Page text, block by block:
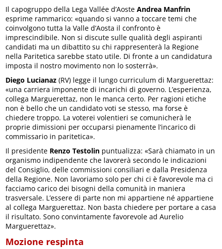
Il capogruppo della Lega Vallée d’Aoste Andrea Manfrin
esprime rammarico: «quando si vanno a toccare temi che
coinvolgono tutta la Valle d’Aosta il confronto è
imprescindibile. Non si discute sulle qualità degli aspiranti
candidati ma un dibattito su chi rappresenterà la Regione
nella Paritetica sarebbe stato utile. Di fronte a un candidatura
imposta il nostro movimento non lo sosterrà».
Diego Lucianaz (RV) legge il lungo curriculum di Marguerettaz:
«una carriera imponente di incarichi di governo. L’esperienza,
collega Marguerettaz, non le manca certo. Per ragioni etiche
non è bello che un candidato voti se stesso, ma forse è
chiedere troppo. La voterei volentieri se comunicherà le
proprie dimissioni per occuparsi pienamente l’incarico di
commissario in paritetica».
Il presidente Renzo Testolin puntualizza: «Sarà chiamato in un
organismo indipendente che lavorerà secondo le indicazioni
del Consiglio, delle commissioni consiliari e dalla Presidenza
della Regione. Non lavoriamo solo per chi ci è favorevole ma ci
facciamo carico dei bisogni della comunità in maniera
trasversale. L’essere di parte non mi appartiene né appartiene
al collega Marguerettaz. Non basta chiedere per portare a casa
il risultato. Sono convintamente favorevole ad Aurelio
Marguerettaz».
Mozione respinta